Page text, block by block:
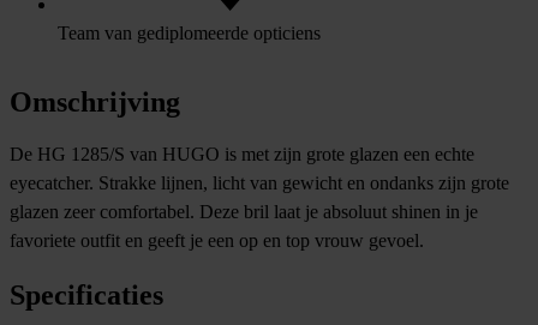
Team van gediplomeerde opticiens
Omschrijving
De HG 1285/S van HUGO is met zijn grote glazen een echte
eyecatcher. Strakke lijnen, licht van gewicht en ondanks zijn grote
glazen zeer comfortabel. Deze bril laat je absoluut shinen in je
favoriete outfit en geeft je een op en top vrouw gevoel.
Specificaties